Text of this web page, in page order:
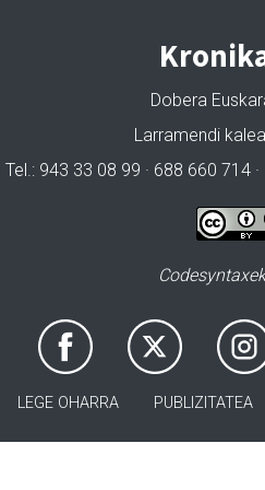
Dobera
Larramendi
Tel.: 943 33 08 99 · 688 660 714
LEGE OHARRA PUBLIZITATEA